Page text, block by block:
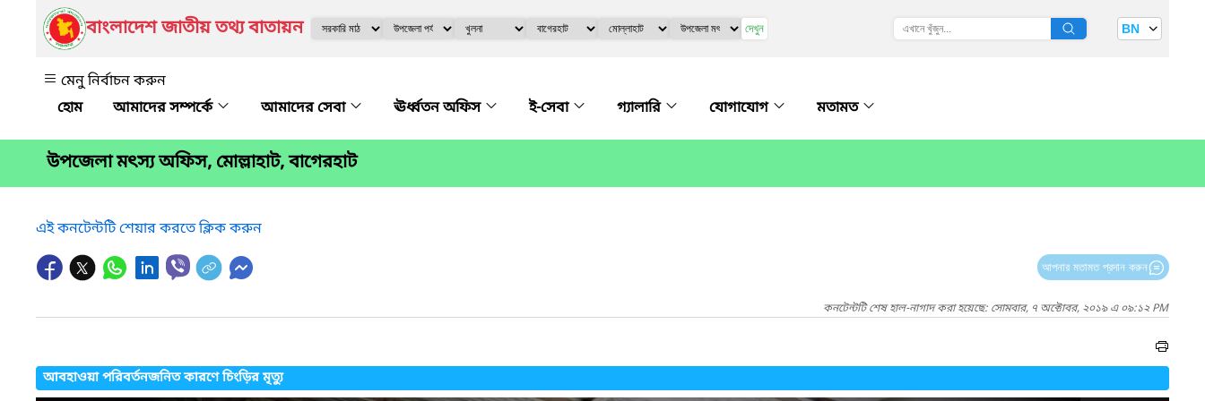
বাংলাদেশ জাতীয় তথ্য বাতায়ন দেখুন BN
মেনু নির্বাচন করুন
আমাদের সম্পর্কে
আমাদের সেবা ঊর্ধ্বতন অফিস ই-সেবা গ্যালারি যোগাযোগ মতামত
উপজেলা মৎস্য অফিস, মোল্লাহাট, বাগেরহাট
এই কনটেন্টটি শেয়ার করতে ক্লিক করুন
আপনার মতামত প্রদান করুন
কনটেন্টটি শেষ হাল-নাগাদ করা হয়েছে: সোমবার, ৭ অক্টোবর, ২০১৯ এ ০৯:১২ PM
আবহাওয়া পরিবর্তনজনিত কারণে চিংড়ির মৃত্যু